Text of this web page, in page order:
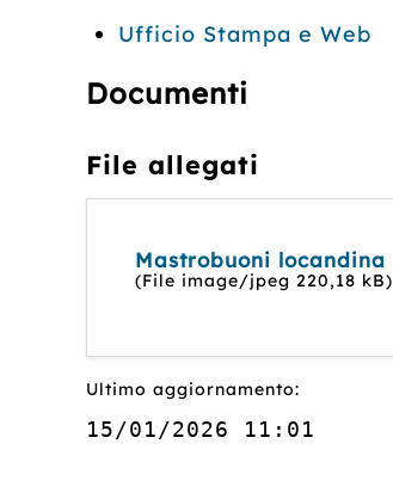
Ufficio Stampa e Web
Documenti
File allegati
Mastrobuoni locandina
(File image/jpeg 220,18 kB)
Ultimo aggiornamento:
15/01/2026 11:01